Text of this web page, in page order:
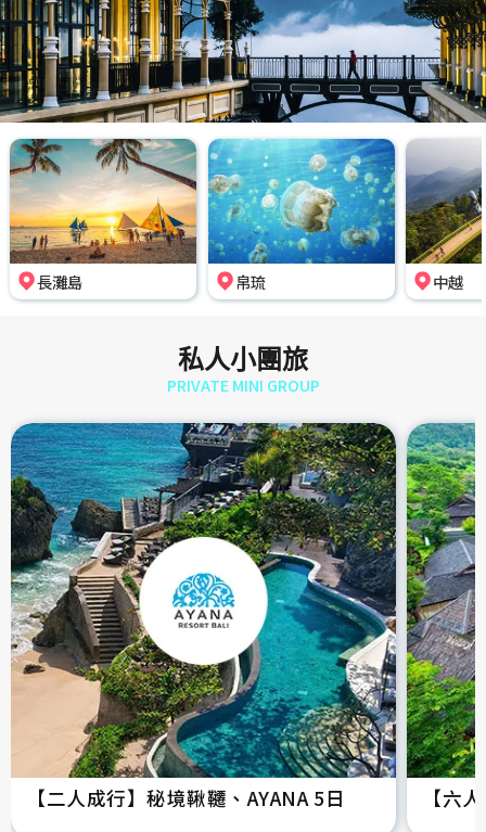
長灘島 帛琉 中越
私人小團旅
PRIVATE MINI GROUP
【二人成行】秘境鞦韆、AYANA 5日 【六